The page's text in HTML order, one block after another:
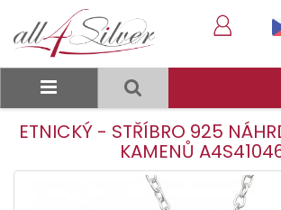
ETNICKÝ - STŘÍBRO 925
KAMENŮ